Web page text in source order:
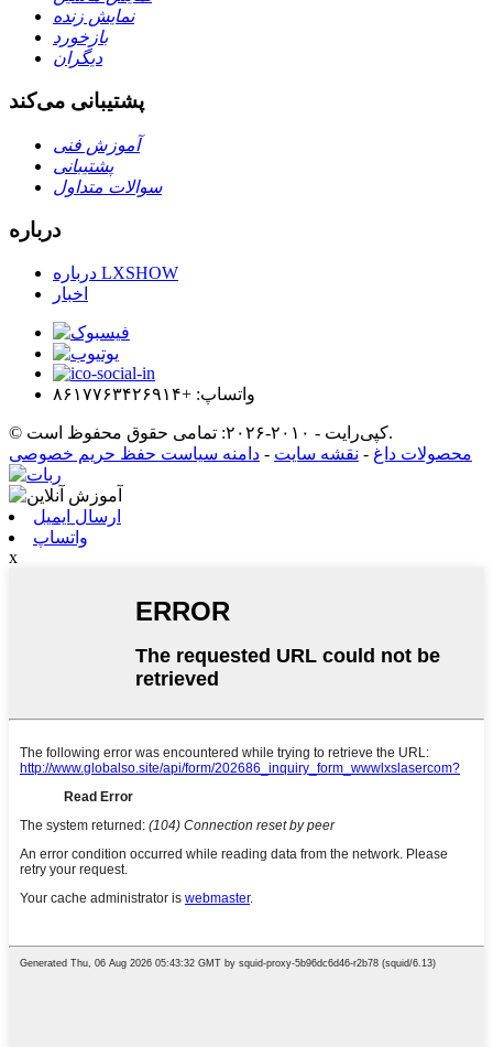
نمایش زنده
بازخورد
دیگران
پشتیبانی می‌کند
آموزش فنی
پشتیبانی
سوالات متداول
درباره
درباره LXSHOW
اخبار
واتساپ: +۸۶۱۷۷۶۳۴۲۶۹۱۴
© کپی‌رایت - ۲۰۱۰-۲۰۲۶: تمامی حقوق محفوظ است.
محصولات داغ - نقشه سایت - دامنه سیاست حفظ حریم خصوصی
ارسال ایمیل
واتساپ
x